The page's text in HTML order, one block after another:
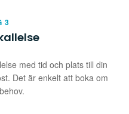
3
med tid och plats till din
Det är enkelt att boka om